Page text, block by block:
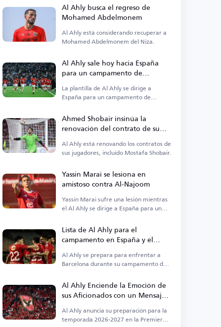
Al Ahly busca el regreso de
Mohamed Abdelmonem
Al Ahly está considerando recuperar a
Mohamed Abdelmonem del Niza.
Al Ahly sale hoy hacia España
para un campamento de
entrenamiento
La plantilla de Al Ahly se dirige a
España para un campamento de
Ahmed Shobair insinúa la
renovación del contrato de su
hijo Mostafa con Al Ahly
Al Ahly está renovando los contratos de
sus jugadores, incluido Mostafa Shobair.
Yassin Marai se lesiona en
amistoso contra Al-Najoom
Yassin Marai sufre una lesión mientras
el Al Ahly se dirige a España para un
Lista de Al Ahly para el
campamento en España y el
enfrentamiento con Barcelona
Al Ahly se prepara para enfrentar a
Barcelona durante su campamento de
Al Ahly Enciende la Emoción de
sus Aficionados con un Mensaje
Fuerte Antes del Inicio de la Liga
Al Ahly anuncia su preparación para la
temporada 2026-2027 en la Premier